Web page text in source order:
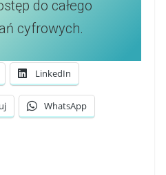
do całego
cyfrowych.
LinkedIn
WhatsApp